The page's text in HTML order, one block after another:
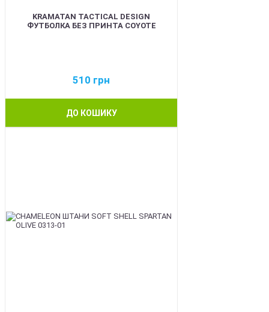
KRAMATAN TACTICAL DESIGN
ФУТБОЛКА БЕЗ ПРИНТА COYOTE
510 грн
ДО КОШИКУ